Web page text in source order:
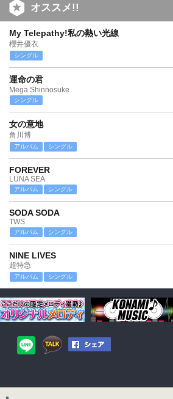
オススメ!!
My Telepathy!私の熱い光線
櫻井優衣
シングル
運命の君
Mega Shinnosuke
シングル
女の意地
角川博
アルバム シングル
FOREVER
LUNA SEA
アルバム シングル
SODA SODA
TWS
アルバム シングル
NINE LIVES
超特急
アルバム シングル